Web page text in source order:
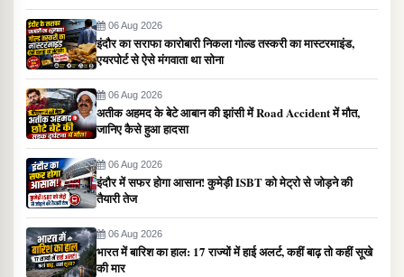
06 Aug 2026
इंदौर का सराफा कारोबारी निकला गोल्ड तस्करी का मास्टरमाइंड,
एयरपोर्ट से ऐसे मंगवाता था सोना
06 Aug 2026
अतीक अहमद के बेटे आबान की झांसी में Road Accident में मौत,
जानिए कैसे हुआ हादसा
06 Aug 2026
इंदौर में सफर होगा आसान! कुमेड़ी ISBT को मेट्रो से जोड़ने की
तैयारी तेज
06 Aug 2026
भारत में बारिश का हाल: 17 राज्यों में हाई अलर्ट, कहीं बाढ़ तो कहीं सूखे
की मार